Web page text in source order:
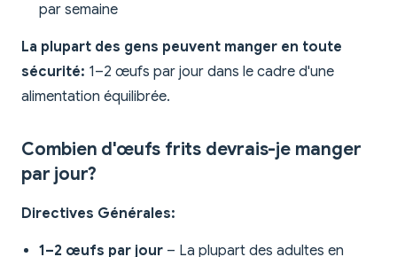
par semaine
La plupart des gens peuvent manger en toute
sécurité: 1–2 œufs par jour dans le cadre d'une
alimentation équilibrée.
Combien d'œufs frits devrais-je manger
par jour?
Directives Générales:
1–2 œufs par jour – La plupart des adultes en